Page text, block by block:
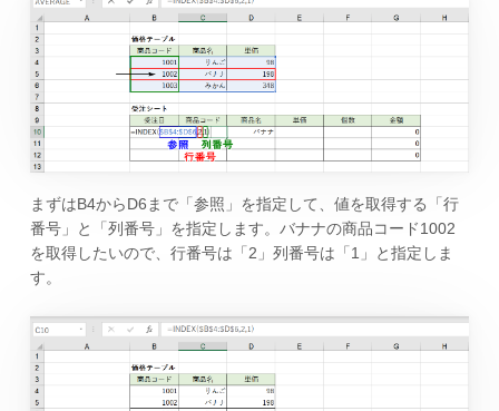
まずはB4からD6まで「参照」を指定して、値を取得する「行
番号」と「列番号」を指定します。バナナの商品コード1002
を取得したいので、行番号は「2」列番号は「1」と指定しま
す。